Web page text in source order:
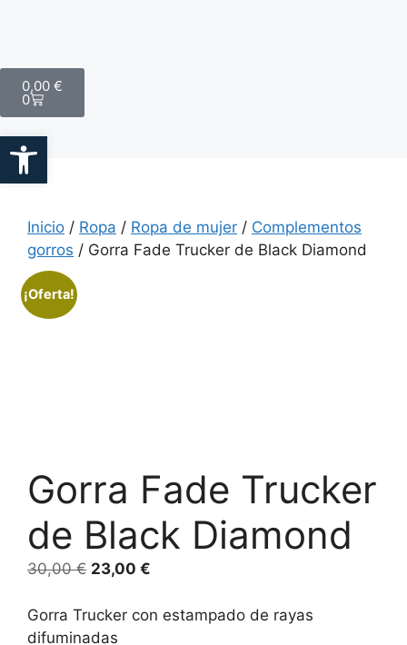
0,00 €
0
Inicio / Ropa / Ropa de mujer / Complementos
gorros / Gorra Fade Trucker de Black Diamond
¡Oferta!
Gorra Fade Trucker
de Black Diamond
30,00€ 23,00 €
Gorra Trucker con estampado de rayas
difuminadas
Abrir barra de herramientas